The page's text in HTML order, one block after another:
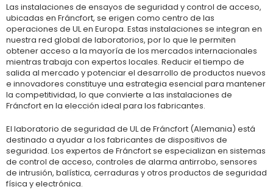
Las instalaciones de ensayos de seguridad y control de acceso,
ubicadas en Fráncfort, se erigen como centro de las
operaciones de UL en Europa. Estas instalaciones se integran en
nuestra red global de laboratorios, por lo que le permiten
obtener acceso a la mayoría de los mercados internacionales
mientras trabaja con expertos locales. Reducir el tiempo de
salida al mercado y potenciar el desarrollo de productos nuevos
e innovadores constituye una estrategia esencial para mantener
la competitividad, lo que convierte a las instalaciones de
Fráncfort en la elección ideal para los fabricantes.
El laboratorio de seguridad de UL de Fráncfort (Alemania) está
destinado a ayudar a los fabricantes de dispositivos de
seguridad. Los expertos de Fráncfort se especializan en sistemas
de control de acceso, controles de alarma antirrobo, sensores
de intrusión, balística, cerraduras y otros productos de seguridad
física y electrónica.